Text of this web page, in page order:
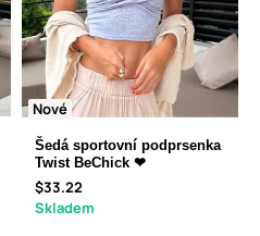
Nové
Šedá sportovní podprsenka
Twist BeChick ❤
$33.22
Skladem